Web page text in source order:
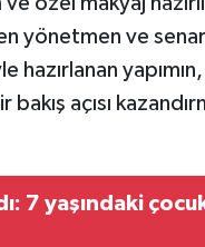
yönetmen ve
hazırlanan
açısı
7 yaşındaki